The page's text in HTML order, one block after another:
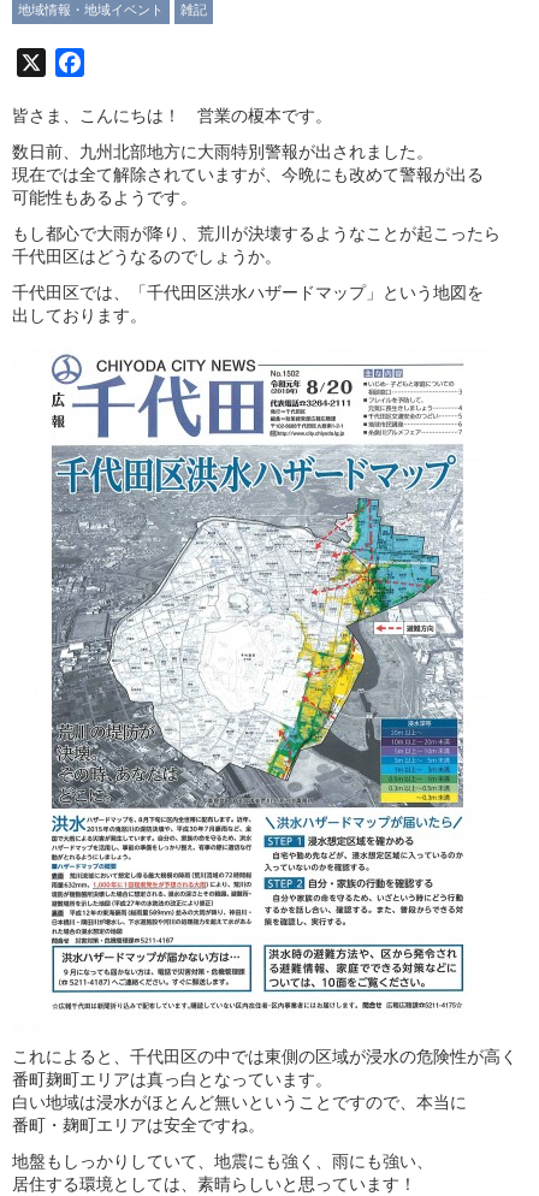
地域情報・地域イベント 雑記
皆さま、こんにちは！ 営業の榎本です。
数日前、九州北部地方に大雨特別警報が出されました。
現在では全て解除されていますが、今晩にも改めて警報が出る
可能性もあるようです。
もし都心で大雨が降り、荒川が決壊するようなことが起こったら
千代田区はどうなるのでしょうか。
千代田区では、「千代田区洪水ハザードマップ」という地図を
出しております。
これによると、千代田区の中では東側の区域が浸水の危険性が高く
番町麹町エリアは真っ白となっています。
白い地域は浸水がほとんど無いということですので、本当に
番町・麹町エリアは安全ですね。
地盤もしっかりしていて、地震にも強く、雨にも強い、
居住する環境としては、素晴らしいと思っています！